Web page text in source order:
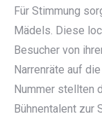
Für Stimmung
Mädels. Diese
Besucher von
Narrenräte auf
Nummer stellten
Bühnentalent zur